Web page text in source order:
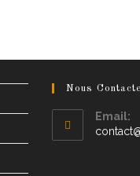
Nous
Email: